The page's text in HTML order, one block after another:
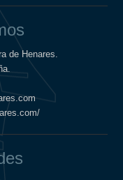
de Henares.